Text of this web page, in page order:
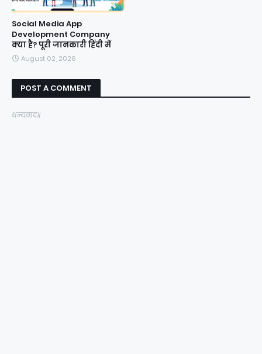
Social Media App
Development Company
क्या है? पूरी जानकारी हिंदी में
August 02, 2026
POST A COMMENT
धन्यवाद॥